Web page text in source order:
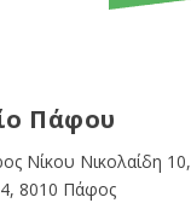
Πάφου
Νίκου Νικολαίδη 10,
8010 Πάφος